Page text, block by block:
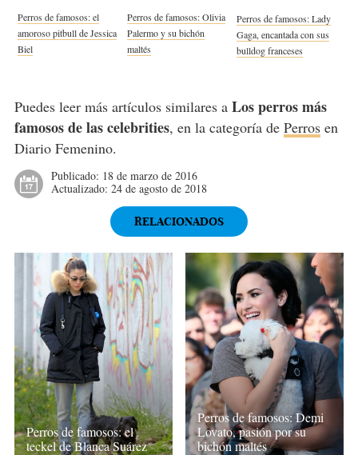
Perros de famosos: el
amoroso pitbull de Jessica
Biel
Perros de famosos: Olivia
Palermo y su bichón
maltés
Perros de famosos: Lady
Gaga, encantada con sus
bulldog franceses
Puedes leer más artículos similares a Los perros más
famosos de las celebrities, en la categoría de Perrosen
Diario Femenino.
Publicado: 18 de marzo de 2016
Actualizado: 24 de agosto de 2018
RELACIONADOS
Perros de famosos: el
teckel de Blanca Suárez
Perros de famosos: Demi
Lovato, pasión por su
bichón maltés